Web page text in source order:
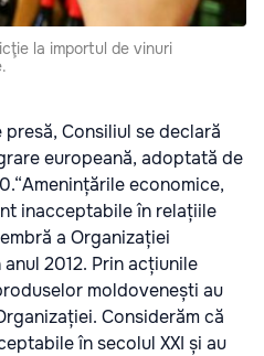
la importul de vinuri
Consiliul se declară
europeană, adoptată de
economice,
inacceptabile în relațiile
a Organizației
2012. Prin acțiunile
moldovenești au
Considerăm că
în secolul XXI și au